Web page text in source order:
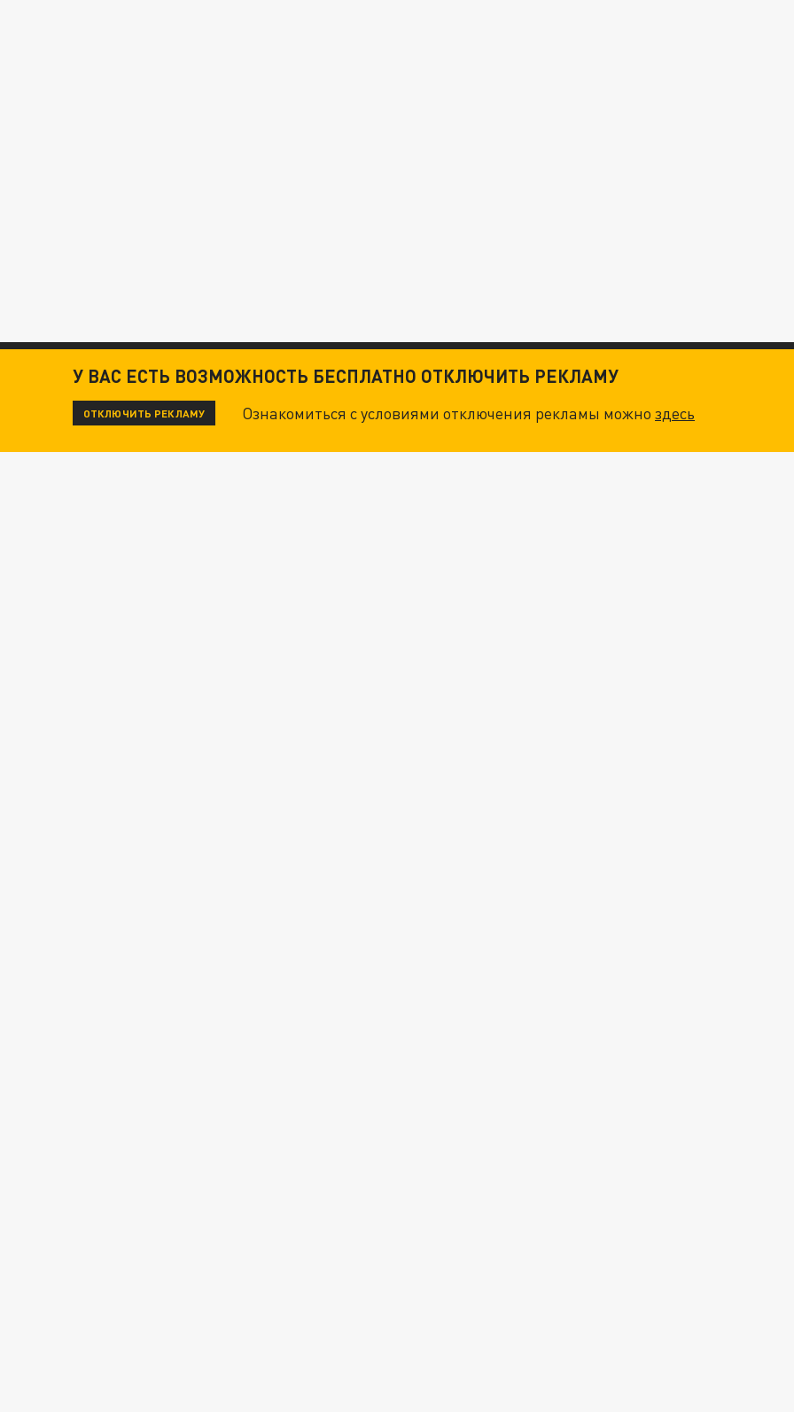
У ВАС ЕСТЬ ВОЗМОЖНОСТЬ БЕСПЛАТНО ОТКЛЮЧИТЬ РЕКЛАМУ
ОТКЛЮЧИТЬ РЕКЛАМУ Ознакомиться с условиями отключения рекламы можноздесь